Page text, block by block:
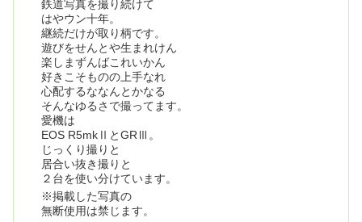
鉄道写真を撮り続けて
はやウン十年。
継続だけが取り柄です。
遊びをせんとや生まれけん
楽しまずんばこれいかん
好きこそものの上手なれ
心配するななんとかなる
そんなゆるさで撮ってます。
愛機は
EOS R5mkⅡとGRⅢ。
じっくり撮りと
居合い抜き撮りと
２台を使い分けています。
※掲載した写真の
無断使用は禁じます。